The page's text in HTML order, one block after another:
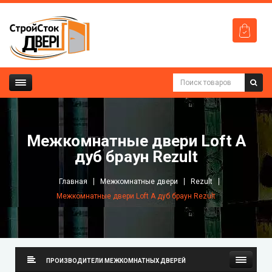
Межкомнатные двери Loft A
дуб браун Rezult
Главная Межкомнатные двери
Rezult
Межкомнатные двери Loft A дуб браун Rezult
ПРОИЗВОДИТЕЛИ МЕЖКОМНАТНЫХ ДВЕРЕЙ